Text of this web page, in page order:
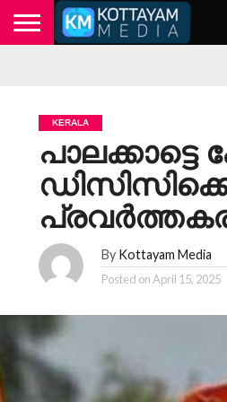
KERALA
By Kottayam Media
Posted onApril 15, 2025